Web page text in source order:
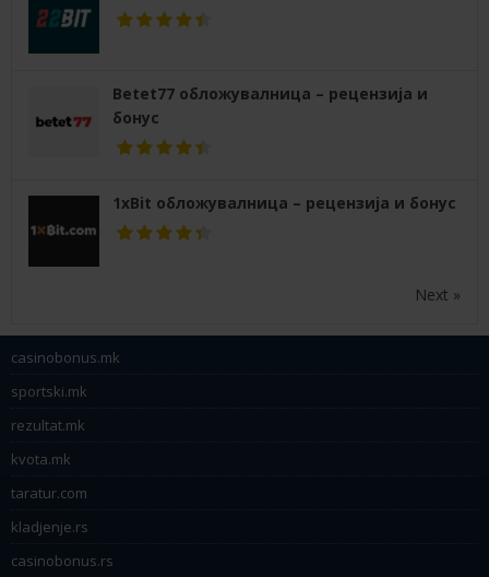
Betet77 обложувалница – рецензија и
бонус
1xBit обложувалница – рецензија и бонус
Next »
casinobonus.mk
sportski.mk
rezultat.mk
kvota.mk
taratur.com
kladjenje.rs
casinobonus.rs